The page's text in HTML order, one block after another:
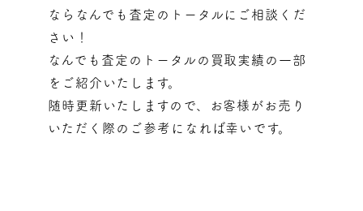
ならなんでも査定のトータルにご相談くだ
さい！
なんでも査定のトータルの買取実績の一部
をご紹介いたします。
随時更新いたしますので、お客様がお売り
いただく際のご参考になれば幸いです。